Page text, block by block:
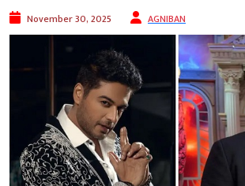
November 30, 2025 AGNIBAN